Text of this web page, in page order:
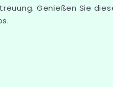
Genießen Sie